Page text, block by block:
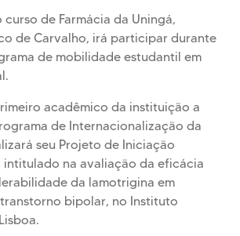
de Farmácia da Uningá,
de Carvalho, irá participar durante
de mobilidade estudantil em
acadêmico da instituição a
de Internacionalização da
seu Projeto de Iniciação
intitulado na avaliação da eficácia
da lamotrigina em
bipolar, no Instituto